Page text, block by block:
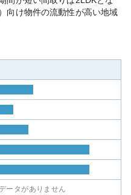
向け物件の流動性が高い地域
ータがありません